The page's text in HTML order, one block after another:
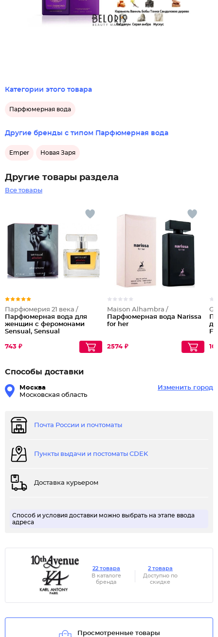
Категории этого товара
Парфюмерная вода
Другие бренды с типом Парфюмерная вода
Emper Новая Заря
Другие товары раздела
Все товары
Парфюмерия 21 века /
Парфюмерная вода для
женщин с феромонами
Sensual, Sensual
743 ₽
Maison Alhambra /
Парфюмерная вода Narissa
for her
2574 ₽
Способы доставки
Москва
Московская область
Изменить город
Почта России и почтоматы
Пункты выдачи и постоматы CDEK
Доставка курьером
Способ и условия доставки можно выбрать на этапе ввода
адреса
22 товара
В каталоге
бренда
2 товара
Доступно по
скидке
Просмотренные товары